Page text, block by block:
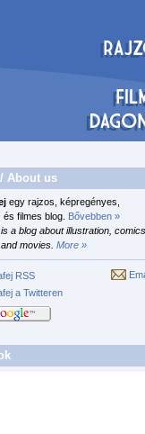
About us
egy rajzos, képregényes,
filmes blog. Bővebben »
a blog about illustration, comics,
movies. More »
RSS
a Twitteren